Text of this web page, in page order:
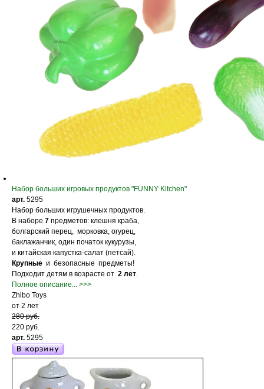
Набор больших игровых продуктов "FUNNY Kitchen"
арт. 5295
Набор больших игрушечных продуктов.
В наборе 7 предметов: клешня краба,
болгарский перец, морковка, огурец,
баклажанчик, один початок кукурузы,
и китайская капустка-салат (петсай).
Крупные и безопасные предметы!
Подходит детям в возрасте от 2 лет.
Полное описание... >>>
Zhibo Toys
от 2 лет
280 руб.
220 руб.
арт. 5295